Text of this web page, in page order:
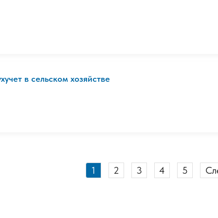
в сельском хозяйстве
1 2 3 4 5